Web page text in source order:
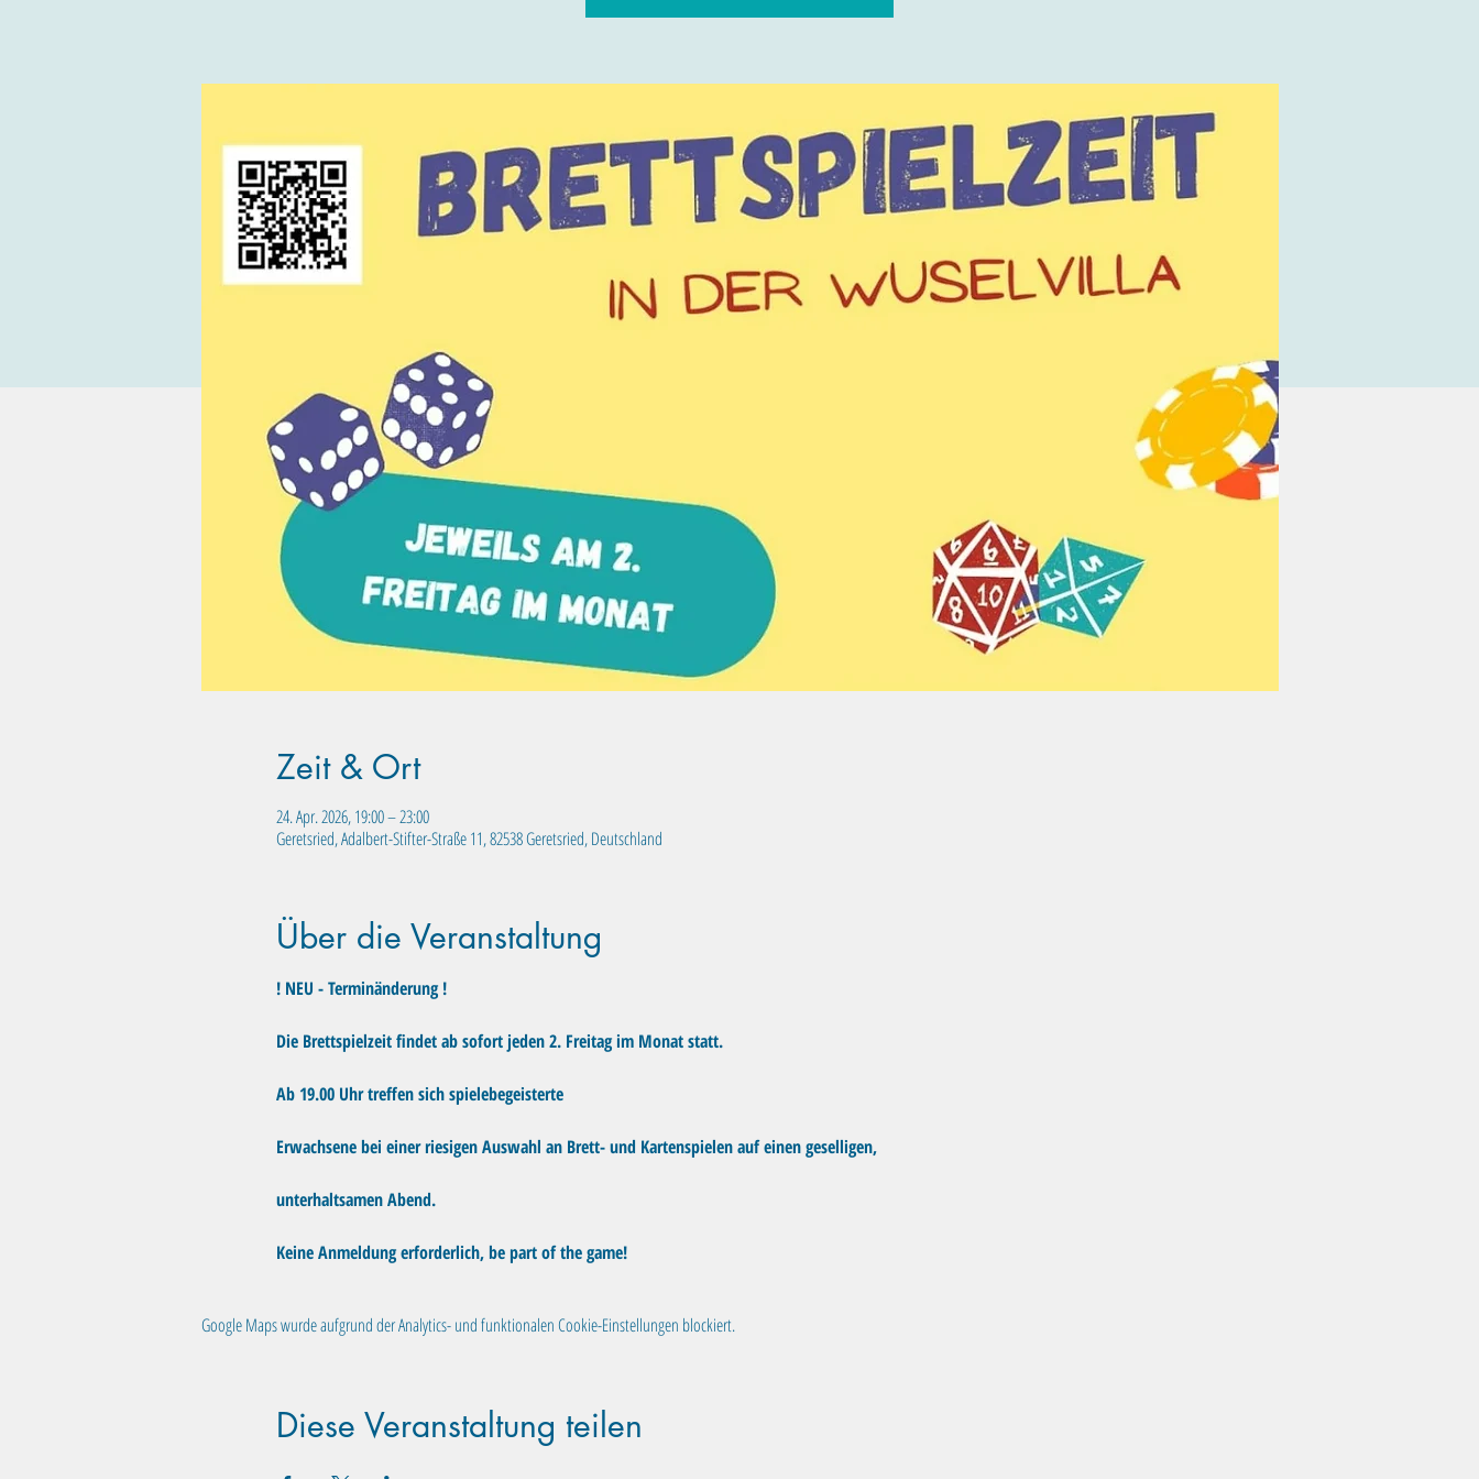
Zeit & Ort
24. Apr. 2026, 19:00 – 23:00
Geretsried, Adalbert-Stifter-Straße 11, 82538 Geretsried, Deutschland
Über die Veranstaltung
! NEU - Terminänderung !
Die Brettspielzeit findet ab sofort jeden 2. Freitag im Monat statt.
Ab 19.00 Uhr treffen sich spielebegeisterte
Erwachsene bei einer riesigen Auswahl an Brett- und Kartenspielen auf einen geselligen,
unterhaltsamen Abend.
Keine Anmeldung erforderlich, be part of the game!
Google Maps wurde aufgrund der Analytics- und funktionalen Cookie-Einstellungen blockiert.
Diese Veranstaltung teilen